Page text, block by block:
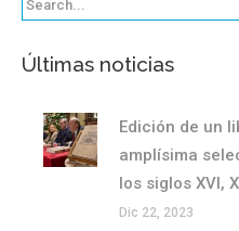
Últimas noticias
Edición de un
amplísima
los siglos XVI,
Dic 22, 2023